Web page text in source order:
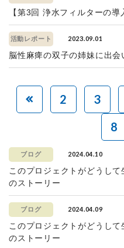
【第3回 浄水フィルターの導
活動レポート 2023.09.01
脳性麻痺の双子の姉妹に出会
2 3
8
ブログ 2024.04.10
このプロジェクトがどうし
のストーリー
ブログ 2024.04.09
このプロジェクトがどうし
のストーリー